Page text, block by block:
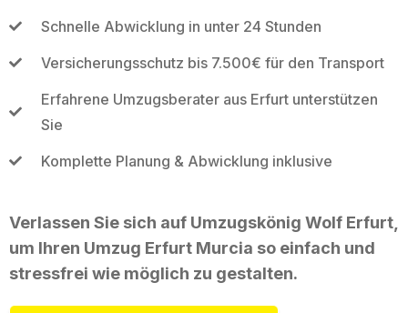
Schnelle Abwicklung in unter 24 Stunden
Versicherungsschutz bis 7.500€ für den Transport
Erfahrene Umzugsberater aus Erfurt unterstützen
Sie
Komplette Planung & Abwicklung inklusive
Verlassen Sie sich auf Umzugskönig Wolf Erfurt,
um Ihren Umzug Erfurt Murcia so einfach und
stressfrei wie möglich zu gestalten.